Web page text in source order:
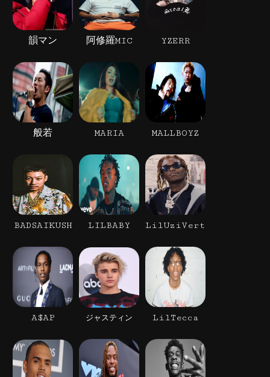
韻マン 阿修羅MIC YZERR
般若 MARIA MALLBOYZ
BADSAIKUSH LILBABY LilUziVert
A$AP ジャスティン LilTecca